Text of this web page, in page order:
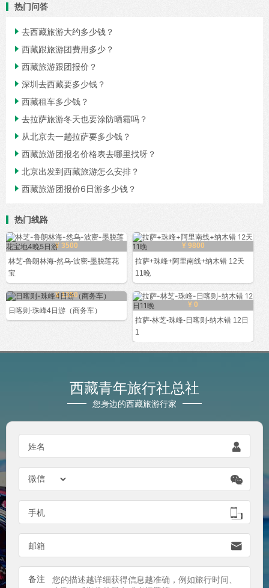
热门问答
 去西藏旅游大约多少钱？
 西藏跟旅游团费用多少？
 西藏旅游跟团报价？
 深圳去西藏要多少钱？
 西藏租车多少钱？
 去拉萨旅游冬天也要涂防晒霜吗？
 从北京去一趟拉萨要多少钱？
 西藏旅游团报名价格表去哪里找呀？
 北京出发到西藏旅游怎么安排？
 西藏旅游团报价6日游多少钱？
热门线路
¥ 3500
林芝-鲁朗林海-然乌-波密-墨脱莲花
宝
¥ 9800
拉萨+珠峰+阿里南线+纳木错 12天
11晚
¥ 1350
日喀则-珠峰4日游（商务车）
¥ 0
拉萨-林芝-珠峰-日喀则-纳木错 12日
1
西藏青年旅行社总社
您身边的西藏旅游行家
姓名 

手机 
邮箱 
备注